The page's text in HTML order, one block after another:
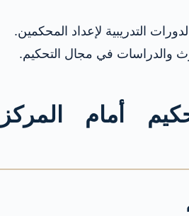
التدريبية لإعداد المحكمين.
والدراسات في مجال التحكيم.
أمام المركز